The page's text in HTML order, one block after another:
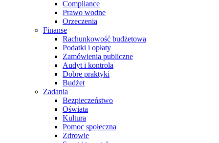
Compliance
Prawo wodne
Orzeczenia
Finanse
Rachunkowość budżetowa
Podatki i opłaty
Zamówienia publiczne
Audyt i kontrola
Dobre praktyki
Budżet
Zadania
Bezpieczeństwo
Oświata
Kultura
Pomoc społeczna
Zdrowie